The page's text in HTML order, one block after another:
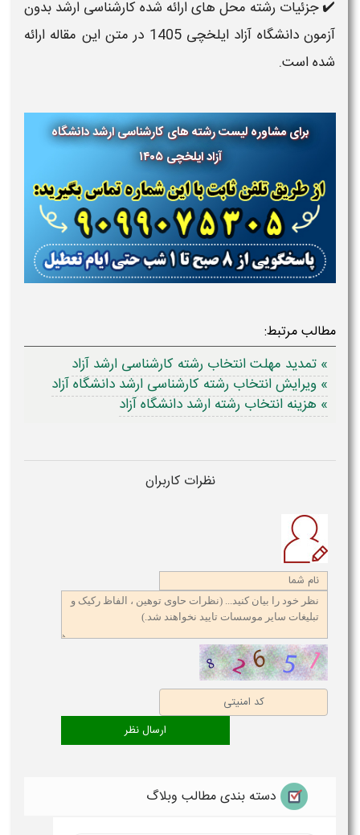
✔️ جزئیات رشته محل های ارائه شده کارشناسی ارشد بدون
آزمون دانشگاه آزاد ایلخچی 1405 در متن این مقاله ارائه
شده است.
برای مشاوره لیست رشته های کارشناسی ارشد دانشگاه
آزاد ایلخچی۱۴۰۵
مطالب مرتبط:
» تمدید مهلت انتخاب رشته کارشناسی ارشد آزاد
» ویرایش انتخاب رشته کارشناسی ارشد دانشگاه آزاد
» هزینه انتخاب رشته ارشد دانشگاه آزاد
نظرات کاربران
دسته بندی مطالب وبلاگ